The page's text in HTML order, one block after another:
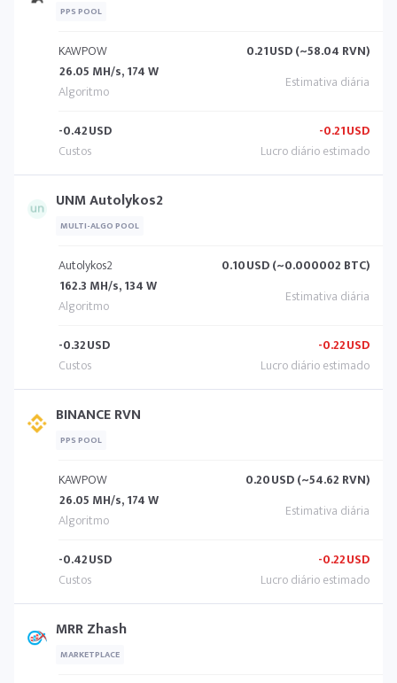
PPS POOL
KAWPOW
26.05 MH/s, 174 W
0.21USD (~58.04 RVN)
-0.42USD -0.21USD
UNM Autolykos2
MULTI-ALGO POOL
Autolykos2
162.3 MH/s, 134 W
0.10USD (~0.000002 BTC)
-0.32USD -0.22USD
BINANCE RVN
PPS POOL
KAWPOW
26.05 MH/s, 174 W
0.20USD (~54.62 RVN)
-0.42USD -0.22USD
MRR Zhash
MARKETPLACE